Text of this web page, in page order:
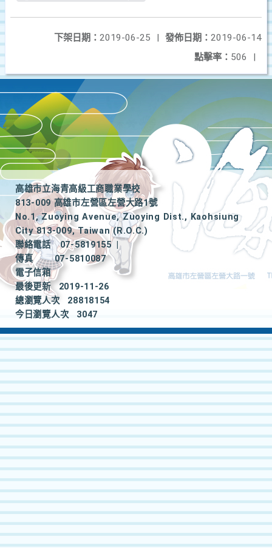
發佈日期： 2019-06-14
下架日期： 2019-06-25
|
點擊率： 506 |
高雄市立海青高級工商職業學校
813-009 高雄市左營區左營大路1號
No.1, Zuoying Avenue, Zuoying Dist., Kaohsiung
City 813-009, Taiwan (R.O.C.)
聯絡電話
07-5819155
|
傳真
07-5810087
電子信箱
最後更新
2019-11-26
總瀏覽人次
28818154
今日瀏覽人次
3047